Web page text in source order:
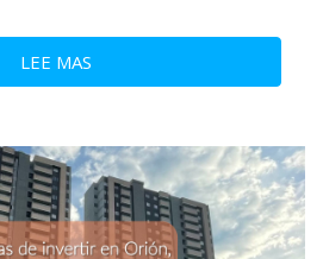
LEE MAS